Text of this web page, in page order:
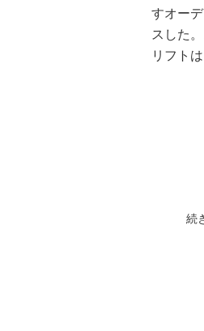
すオー
スした
リフト
続